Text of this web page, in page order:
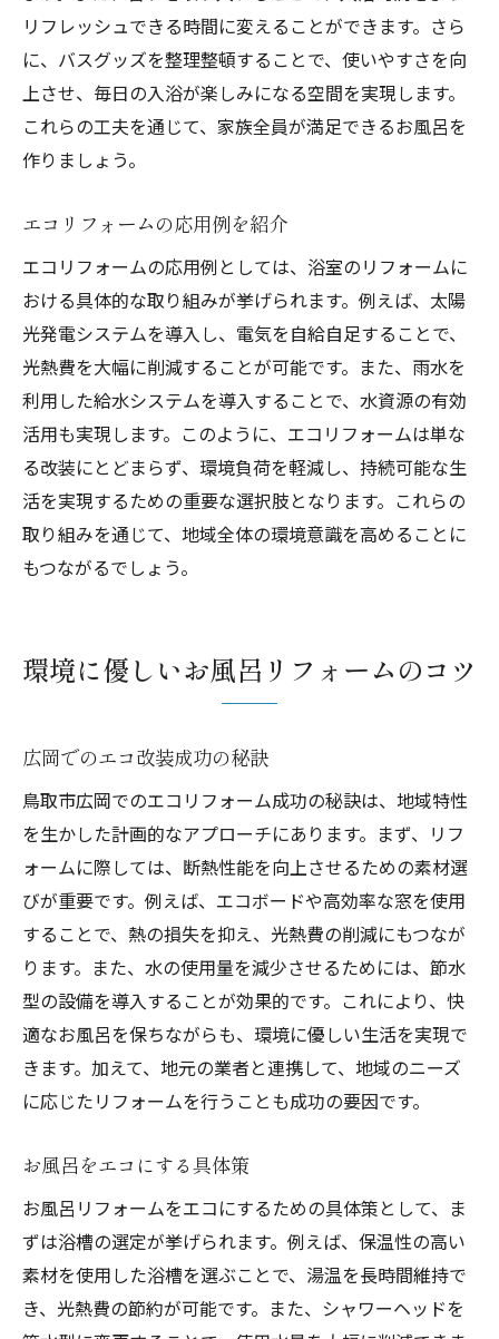
リフレッシュできる時間に変えることができます。さら
に、バスグッズを整理整頓することで、使いやすさを向
上させ、毎日の入浴が楽しみになる空間を実現します。
これらの工夫を通じて、家族全員が満足できるお風呂を
作りましょう。
エコリフォームの応用例を紹介
エコリフォームの応用例としては、浴室のリフォームに
おける具体的な取り組みが挙げられます。例えば、太陽
光発電システムを導入し、電気を自給自足することで、
光熱費を大幅に削減することが可能です。また、雨水を
利用した給水システムを導入することで、水資源の有効
活用も実現します。このように、エコリフォームは単な
る改装にとどまらず、環境負荷を軽減し、持続可能な生
活を実現するための重要な選択肢となります。これらの
取り組みを通じて、地域全体の環境意識を高めることに
もつながるでしょう。
環境に優しいお風呂リフォームのコツ
広岡でのエコ改装成功の秘訣
鳥取市広岡でのエコリフォーム成功の秘訣は、地域特性
を生かした計画的なアプローチにあります。まず、リフ
ォームに際しては、断熱性能を向上させるための素材選
びが重要です。例えば、エコボードや高効率な窓を使用
することで、熱の損失を抑え、光熱費の削減にもつなが
ります。また、水の使用量を減少させるためには、節水
型の設備を導入することが効果的です。これにより、快
適なお風呂を保ちながらも、環境に優しい生活を実現で
きます。加えて、地元の業者と連携して、地域のニーズ
に応じたリフォームを行うことも成功の要因です。
お風呂をエコにする具体策
お風呂リフォームをエコにするための具体策として、ま
ずは浴槽の選定が挙げられます。例えば、保温性の高い
素材を使用した浴槽を選ぶことで、湯温を長時間維持で
き、光熱費の節約が可能です。また、シャワーヘッドを